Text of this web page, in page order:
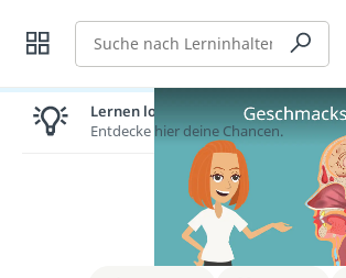
Suche
Lernen lohnt sich!
Entdecke hier deine Chancen.